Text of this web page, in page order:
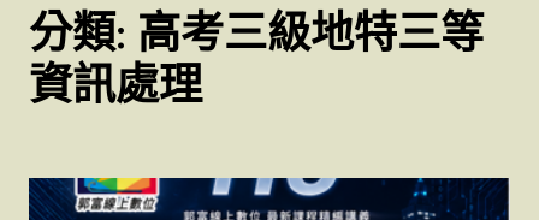
分類: 高考三級地特三等
資訊處理